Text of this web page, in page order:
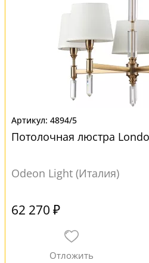
4894/5
Потолочная люстра
Odeon Light (Италия)
62 270 ₽